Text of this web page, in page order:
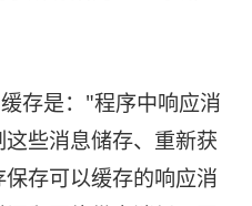
存是："程序中响应消
些消息储存、重新获
存可以缓存的响应消